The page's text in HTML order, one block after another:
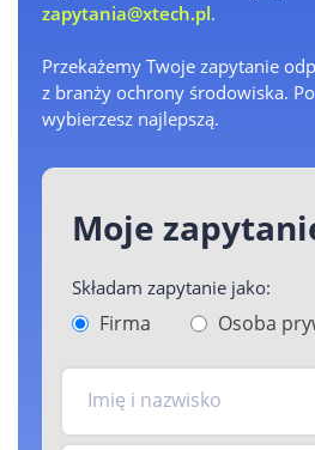
zapytania@xtech.pl.
Przekażemy Twoje zapytanie
z branży ochrony środowiska.
wybierzesz najlepszą.
Moje
Składam zapytanie jako:
Firma Osoba
Imię i nazwisko